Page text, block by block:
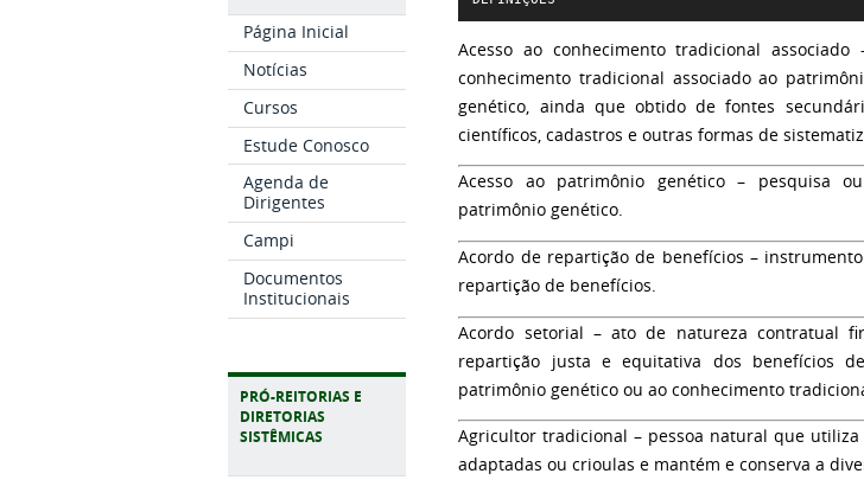
Página Inicial
Notícias
Cursos
Estude Conosco
Agenda de
Dirigentes
Campi
Documentos
Institucionais
PRÓ-REITORIAS E
DIRETORIAS
SISTÊMICAS
Acesso ao conhecimento tradicional associado
conhecimento tradicional associado ao
genético, ainda que obtido de fontes
científicos, cadastros e outras formas de
Acesso ao patrimônio genético– pesquisa ou
patrimônio genético.
Acordo de repartição de benefícios –
repartição de benefícios.
Acordo setorial – ato de natureza contratual
repartição justa e equitativa dos benefícios
patrimônio genético ou ao conhecimento
Agricultor tradicional – pessoa natural que
adaptadas ou crioulas e mantém e conserva a